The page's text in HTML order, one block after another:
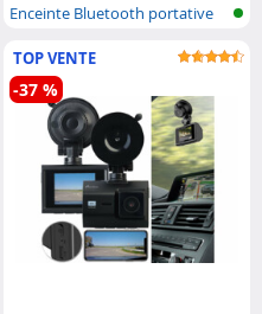
Enceinte Bluetooth portative
TOP VENTE
-37 %